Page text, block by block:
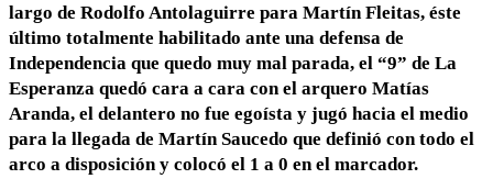
largo de Rodolfo Antolaguirre para Martín Fleitas, éste
último totalmente habilitado ante una defensa de
Independencia que quedo muy mal parada, el “9” de La
Esperanza quedó cara a cara con el arquero Matías
Aranda, el delantero no fue egoísta y jugó hacia el medio
para la llegada de Martín Saucedo que definió con todo el
arco a disposición y colocó el 1 a 0 en el marcador.